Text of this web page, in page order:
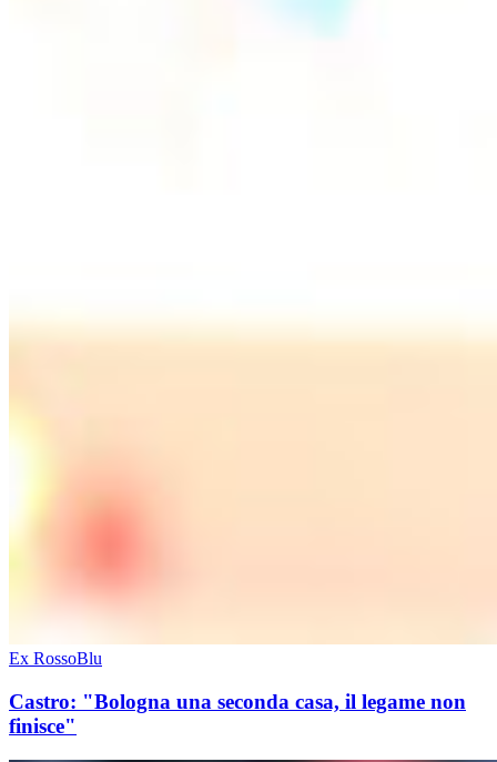
Ex RossoBlu
Castro: "Bologna una seconda casa, il legame non
finisce"